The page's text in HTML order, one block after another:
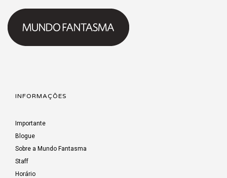
INFORMAÇÕES
Importante
Blogue
Sobre a Mundo Fantasma
Staff
Horário